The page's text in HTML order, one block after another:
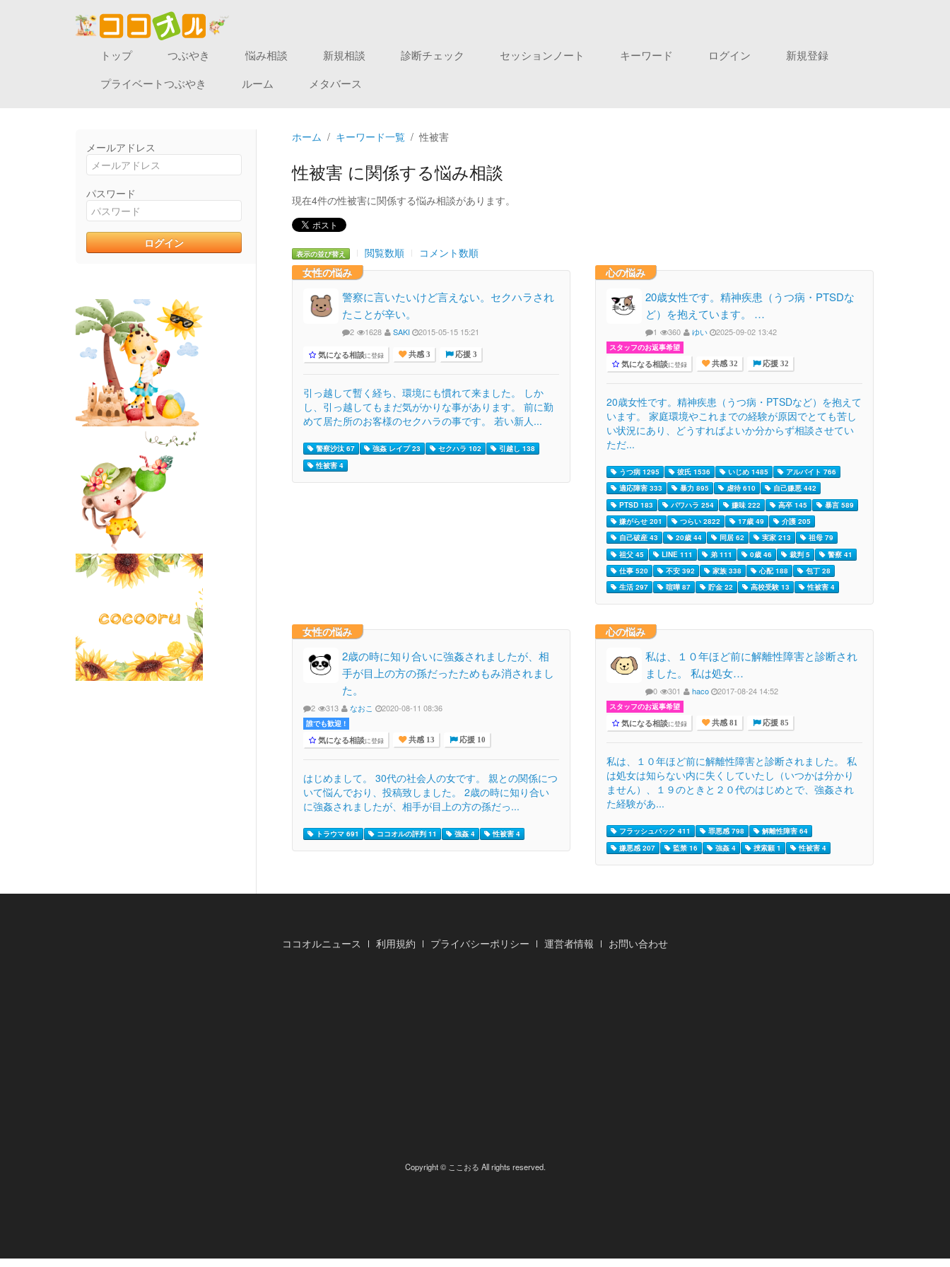
トップ つぶやき 悩み相談 新規相談 診断チェック セッションノート キーワード ログイン
新規登録
プライベートつぶやき
ルーム メタバース
メールアドレス
パスワード
ホーム キーワード一覧 性被害
性被害 に関係する悩み相談
現在4件の性被害に関係する悩み相談があります。
表示の並び替え 閲覧数順
コメント数順
女性の悩み
警察に言いたいけど言えない。セクハラされ
たことが辛い。
2 1628 SAKI 2015-05-15 15:21
気になる相談に登録 共感 3 応援 3
引っ越して暫く経ち、環境にも慣れて来ました。 しか
し、引っ越してもまだ気がかりな事があります。 前に勤
めて居た所のお客様のセクハラの事です。 若い新人...
警察沙汰 67 強姦 レイプ 23 セクハラ 102
引越し 138
性被害 4
心の悩み
20歳女性です。精神疾患（うつ病・PTSDな
ど）を抱えています。 …
1 360 ゆい 2025-09-02 13:42
スタッフのお返事希望
気になる相談に登録 共感 32 応援 32
20歳女性です。精神疾患（うつ病・PTSDなど）を抱えて
います。 家庭環境やこれまでの経験が原因でとても苦し
い状況にあり、どうすればよいか分からず相談させてい
ただ...
うつ病 1295 彼氏 1536 いじめ 1485
アルバイト 766
適応障害 333
暴力 895 虐待 610
自己嫌悪 442
PTSD 183
パワハラ 254 嫌味 222 高卒 145
暴言 589
嫌がらせ 201
つらい 2822 17歳 49
介護 205
自己破産 43
20歳 44 同居 62 実家 213
祖母 79
祖父 45
LINE 111 弟 111 0歳 46 裁判 5
警察 41
仕事 520
不安 392 家族 338 心配 188
包丁 28
生活 297
喧嘩 87 貯金 22 高校受験 13 性被害 4
女性の悩み
2歳の時に知り合いに強姦されましたが、相
手が目上の方の孫だったためもみ消されまし
た。
2 313 なおこ 2020-08-11 08:36
誰でも歓迎 !
気になる相談に登録 共感 13 応援 10
はじめまして。 30代の社会人の女です。 親との関係につ
いて悩んでおり、投稿致しました。 2歳の時に知り合い
に強姦されましたが、相手が目上の方の孫だっ...
トラウマ 691 ココオルの評判 11 強姦 4 性被害 4
心の悩み
私は、１０年ほど前に解離性障害と診断され
ました。 私は処女…
0 301 haco 2017-08-24 14:52
スタッフのお返事希望
気になる相談に登録 共感 81 応援 85
私は、１０年ほど前に解離性障害と診断されました。 私
は処女は知らない内に失くしていたし（いつかは分かり
ません）、１９のときと２０代のはじめとで、強姦され
た経験があ...
フラッシュバック 411 罪悪感 798
解離性障害 64
嫌悪感 207
監禁 16 強姦 4 捜索願 1 性被害 4
ココオルニュース 利用規約 プライバシーポリシー 運営者情報 お問い合わせ
Copyright © ここおる All rights reserved.